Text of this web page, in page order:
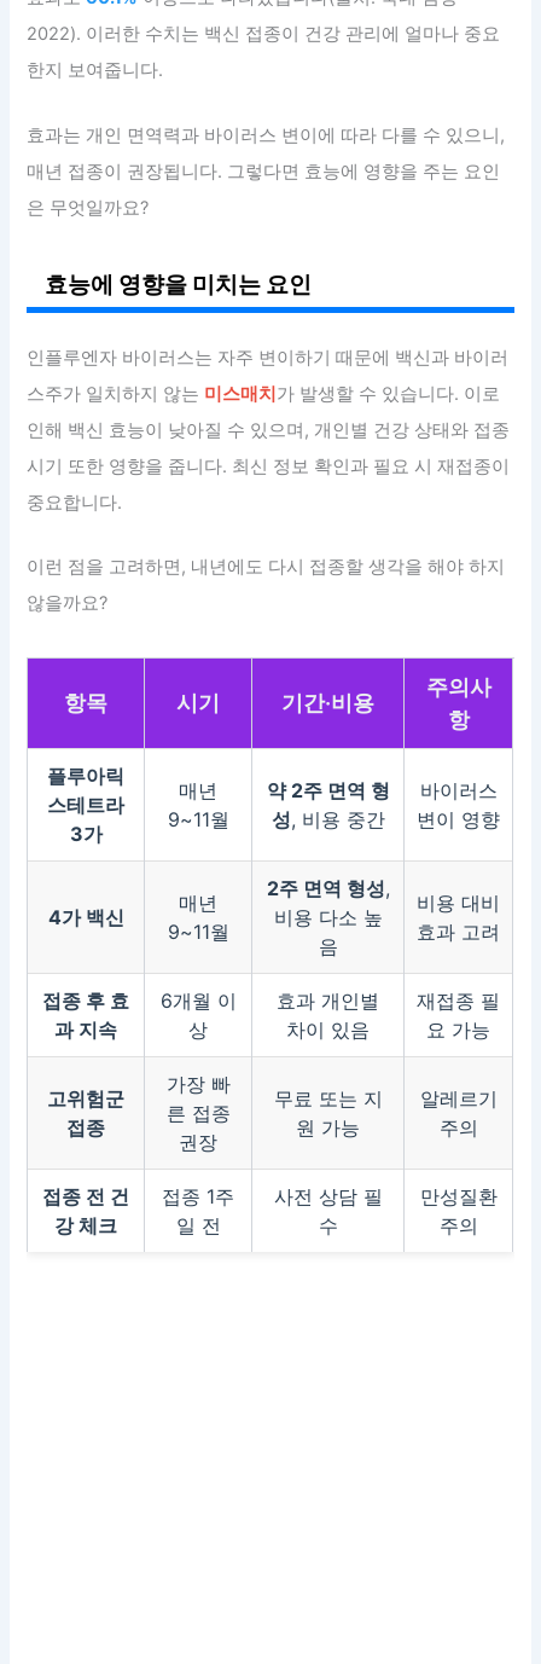
2022). 이러한 수치는 백신 접종이 건강 관리에 얼마나 중요
한지 보여줍니다.
효과는 개인 면역력과 바이러스 변이에 따라 다를 수 있으니,
매년 접종이 권장됩니다. 그렇다면 효능에 영향을 주는 요인
은 무엇일까요?
효능에 영향을 미치는 요인
인플루엔자 바이러스는 자주 변이하기 때문에 백신과 바이러
스주가 일치하지 않는 미스매치가 발생할 수 있습니다. 이로
인해 백신 효능이 낮아질 수 있으며, 개인별 건강 상태와 접종
시기 또한 영향을 줍니다. 최신 정보 확인과 필요 시 재접종이
중요합니다.
이런 점을 고려하면, 내년에도 다시 접종할 생각을 해야 하지
않을까요?
항목 시기 기간·비용
주의사
항
플루아릭
스테트라
3가
매년
9~11월
약 2주 면역 형
성, 비용 중간
바이러스
변이 영향
4가 백신
매년
9~11월
2주 면역 형성,
비용 다소 높
음
비용 대비
효과 고려
접종 후 효
과 지속
6개월 이
상
효과 개인별
차이 있음
재접종 필
요 가능
고위험군
접종
가장 빠
른 접종
권장
무료 또는 지
원 가능
알레르기
주의
접종 전 건
강 체크
접종 1주
일 전
사전 상담 필
수
만성질환
주의